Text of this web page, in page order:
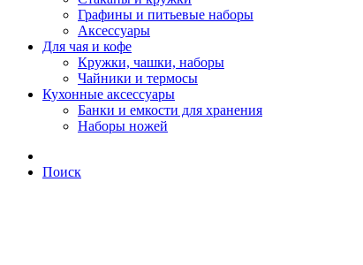
Графины и питьевые наборы
Аксессуары
Для чая и кофе
Кружки, чашки, наборы
Чайники и термосы
Кухонные аксессуары
Банки и емкости для хранения
Наборы ножей
Поиск